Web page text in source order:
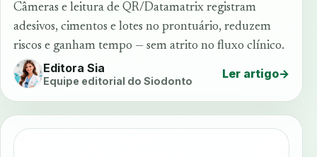
Câmeras e leitura de QR/Datamatrix registram
adesivos, cimentos e lotes no prontuário, reduzem
riscos e ganham tempo — sem atrito no fluxo clínico.
Editora Sia
Equipe editorial do Siodonto Ler artigo→